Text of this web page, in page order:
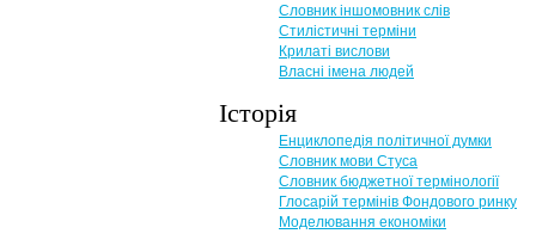
Словник іншомовник слів
Стилістичні терміни
Крилаті вислови
Власні імена людей
Історія
Енциклопедія політичної думки
Словник мови Стуса
Словник бюджетної термінології
Глосарій термінів Фондового ринку
Моделювання економіки